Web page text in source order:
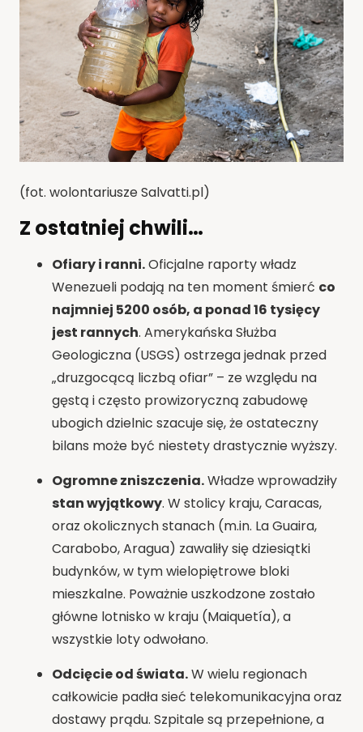
(fot. wolontariusze Salvatti.pl)
Z ostatniej chwili…
Ofiary i ranni.Oficjalne raporty władz
Wenezueli podają na ten moment śmierć co
najmniej 5200 osób, a ponad 16 tysięcy
jest rannych. Amerykańska Służba
Geologiczna (USGS) ostrzega jednak przed
„druzgocącą liczbą ofiar” – ze względu na
gęstą i często prowizoryczną zabudowę
ubogich dzielnic szacuje się, że ostateczny
bilans może być niestety drastycznie wyższy.
Ogromne zniszczenia.Władze wprowadziły
stan wyjątkowy. W stolicy kraju, Caracas,
oraz okolicznych stanach (m.in. La Guaira,
Carabobo, Aragua) zawaliły się dziesiątki
budynków, w tym wielopiętrowe bloki
mieszkalne. Poważnie uszkodzone zostało
główne lotnisko w kraju (Maiquetía), a
wszystkie loty odwołano.
Odcięcie od świata.W wielu regionach
całkowicie padła sieć telekomunikacyjna oraz
dostawy prądu. Szpitale są przepełnione, a